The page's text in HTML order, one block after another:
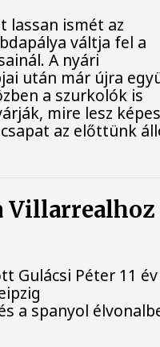
lassan ismét az
váltja fel a
A nyári
után már újra
a szurkolók is
mire lesz
az előttünk
Villarrealhoz
Gulácsi Péter 11 év
a spanyol